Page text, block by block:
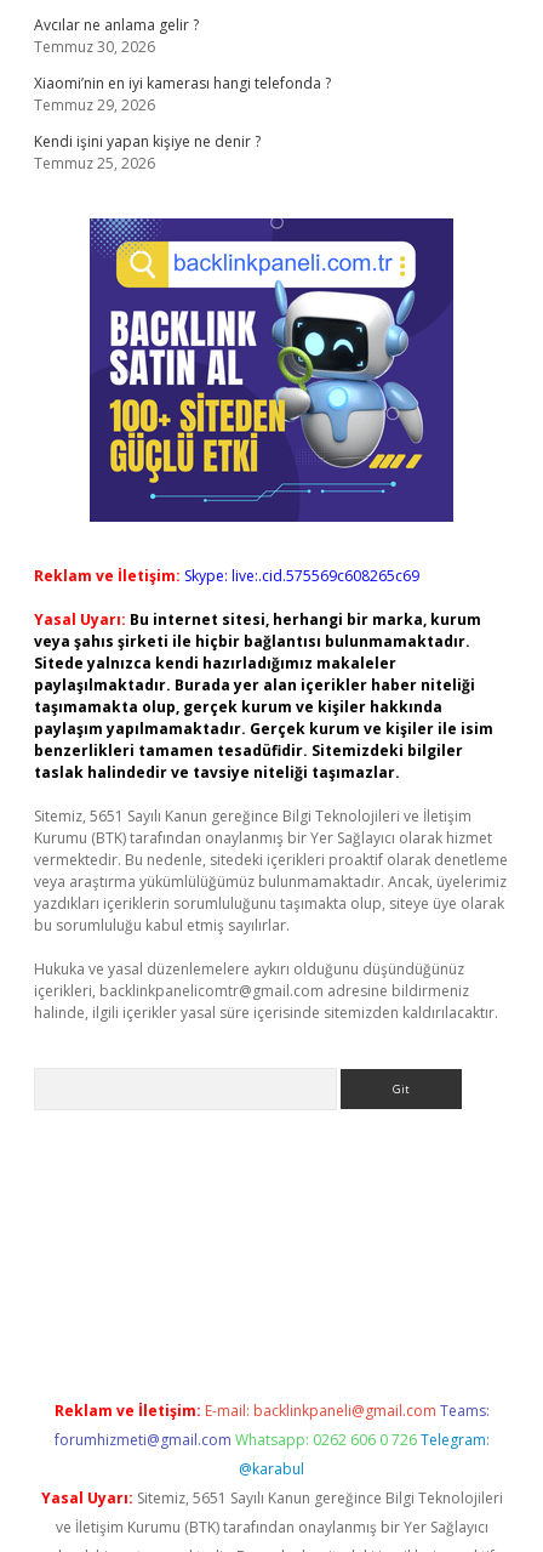
Avcılar ne anlama gelir ?
Temmuz 30, 2026
Xiaomi’nin en iyi kamerası hangi telefonda ?
Temmuz 29, 2026
Kendi işini yapan kişiye ne denir ?
Temmuz 25, 2026
Reklam ve İletişim: Skype: live:.cid.575569c608265c69
Yasal Uyarı: Bu internet sitesi, herhangi bir marka, kurum
veya şahıs şirketi ile hiçbir bağlantısı bulunmamaktadır.
Sitede yalnızca kendi hazırladığımız makaleler
paylaşılmaktadır. Burada yer alan içerikler haber niteliği
taşımamakta olup, gerçek kurum ve kişiler hakkında
paylaşım yapılmamaktadır. Gerçek kurum ve kişiler ile isim
benzerlikleri tamamen tesadüfidir. Sitemizdeki bilgiler
taslak halindedir ve tavsiye niteliği taşımazlar.
Sitemiz, 5651 Sayılı Kanun gereğince Bilgi Teknolojileri ve İletişim
Kurumu (BTK) tarafından onaylanmış bir Yer Sağlayıcı olarak hizmet
vermektedir. Bu nedenle, sitedeki içerikleri proaktif olarak denetleme
veya araştırma yükümlülüğümüz bulunmamaktadır. Ancak, üyelerimiz
yazdıkları içeriklerin sorumluluğunu taşımakta olup, siteye üye olarak
bu sorumluluğu kabul etmiş sayılırlar.
Hukuka ve yasal düzenlemelere aykırı olduğunu düşündüğünüz
içerikleri, backlinkpanelicomtr@gmail.com adresine bildirmeniz
halinde, ilgili içerikler yasal süre içerisinde sitemizden kaldırılacaktır.
Reklam ve İletişim: E-mail: backlinkpaneli@gmail.com Teams:
forumhizmeti@gmail.com Whatsapp: 0262 606 0 726 Telegram:
@karabul
Yasal Uyarı: Sitemiz, 5651 Sayılı Kanun gereğince Bilgi Teknolojileri
ve İletişim Kurumu (BTK) tarafından onaylanmış bir Yer Sağlayıcı